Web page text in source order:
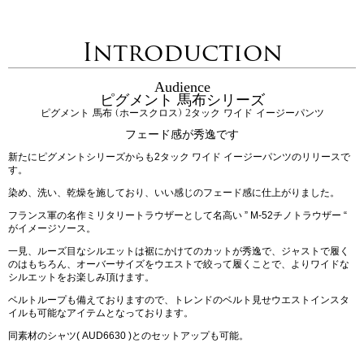
Introduction
Audience
ピグメント 馬布シリーズ
ピグメント 馬布 (ホースクロス) 2タック ワイド イージーパンツ
フェード感が秀逸です
新たにピグメントシリーズからも2タック ワイド イージーパンツのリリースで
す。
染め、洗い、乾燥を施しており、いい感じのフェード感に仕上がりました。
フランス軍の名作ミリタリートラウザーとして名高い ” M-52チノトラウザー “
がイメージソース。
一見、ルーズ目なシルエットは裾にかけてのカットが秀逸で、ジャストで履く
のはもちろん、オーバーサイズをウエストで絞って履くことで、よりワイドな
シルエットをお楽しみ頂けます。
ベルトループも備えておりますので、トレンドのベルト見せウエストインスタ
イルも可能なアイテムとなっております。
同素材のシャツ( AUD6630 )とのセットアップも可能。